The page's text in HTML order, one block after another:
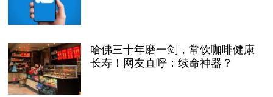
哈佛三十年磨一剑，常饮咖啡健康
长寿！网友直呼：续命神器？